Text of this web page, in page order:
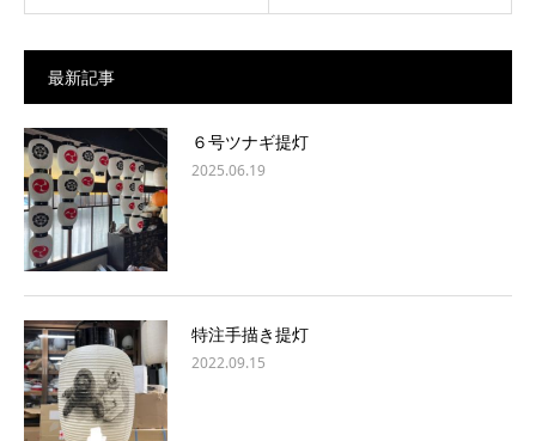
最新記事
６号ツナギ提灯
2025.06.19
特注手描き提灯
2022.09.15